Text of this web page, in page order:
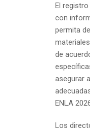
El
con
permita
de
asegurar
ENLA
Los